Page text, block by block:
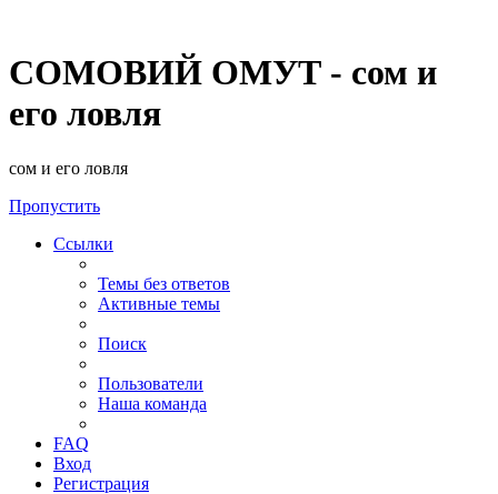
СОМОВИЙ ОМУТ - сом и
его ловля
сом и его ловля
Пропустить
Ссылки
Темы без ответов
Активные темы
Поиск
Пользователи
Наша команда
FAQ
Вход
Регистрация